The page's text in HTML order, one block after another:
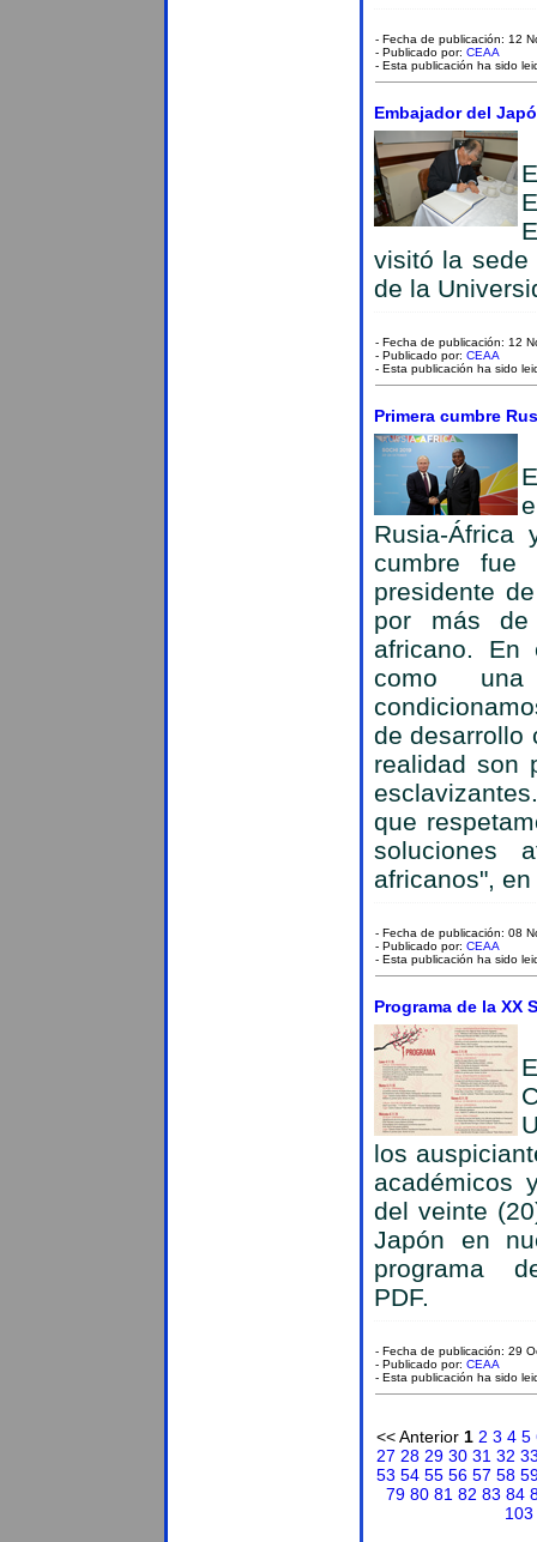
- Fecha de publicación: 12
- Publicado por: CEAA
- Esta publicación ha sido
Embajador del
visitó la sede
de la
- Fecha de publicación: 12
- Publicado por: CEAA
- Esta publicación ha sido
Primera cumbre
Rusia-África
cumbre fue
presidente
por más
africano. En
como
de desarrollo
realidad son
que
soluciones
africanos",
- Fecha de publicación: 08
- Publicado por: CEAA
- Esta publicación ha sido
Programa de la XX
los
académicos
del veinte
Japón en
programa
PDF.
- Fecha de publicación: 29
- Publicado por: CEAA
- Esta publicación ha sido
<< Anterior 1 2 3 4 5
27 28 29 30 31 32
53 54 55 56 57 58
79 80 81 82 83 84
103